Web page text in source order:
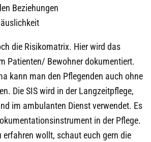
Beziehungen
die Risikomatrix. Hier wird das
Patienten/ Bewohner dokumentiert.
kann man den Pflegenden auch ohne
Die SIS wird in der Langzeitpflege,
im ambulanten Dienst verwendet. Es
in der Pflege.
erfahren wollt, schaut euch gern die